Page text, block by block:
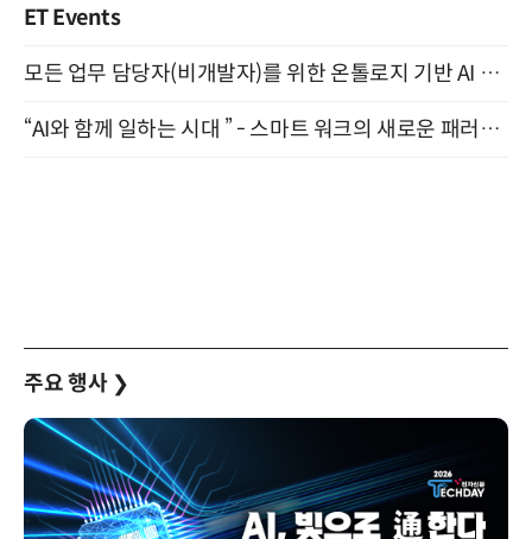
ET Events
모든 업무 담당자(비개발자)를 위한 온톨로지 기반 AI 지식체계 설계 1-day 워크숍 8월 20일 개최
“AI와 함께 일하는 시대 ” - 스마트 워크의 새로운 패러다임 (9/11)
주요 행사 ❯